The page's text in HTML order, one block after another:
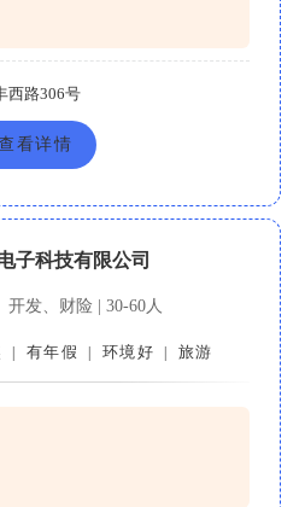
西路306号
看详情
子科技有限公司
开发、财险 | 30-60人
有年假 环境好 旅游